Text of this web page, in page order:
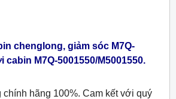
chenglong, giảm sóc M7Q-
cabin M7Q-5001550/M5001550.
chính hãng 100%. Cam kết với quý